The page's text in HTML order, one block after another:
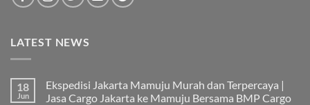
LATEST NEWS
18
Jun
Ekspedisi Jakarta Mamuju Murah dan Terpercaya |
Jasa Cargo Jakarta ke Mamuju Bersama BMP Cargo